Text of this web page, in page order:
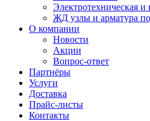
Электротехническая
ЖД узлы и арматура
О компании
Новости
Акции
Вопрос-ответ
Партнёры
Услуги
Доставка
Прайс-листы
Контакты